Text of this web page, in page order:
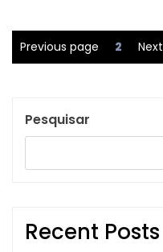
Paginação
dos
Previous page Page
2
Pesquisar
Recent Posts